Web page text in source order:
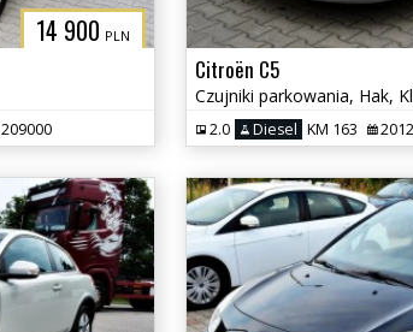
14 900 PLN
209000
Citroën C5
2.0 Diesel KM 163 2012